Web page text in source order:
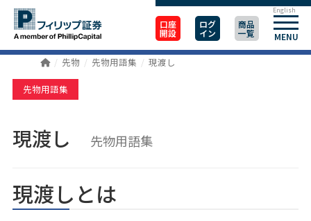
口座
開設
ログ
イン
商品
一覧 MENU
English
先物 先物用語集 現渡し
先物用語集
現渡し 先物用語集
現渡しとは